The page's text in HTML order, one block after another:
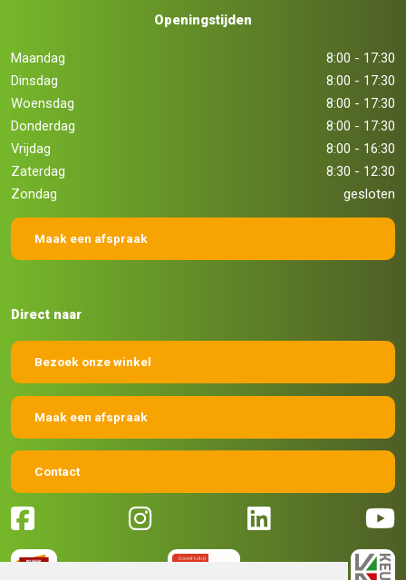
Openingstijden
Maandag
8:00 - 17:30
Dinsdag
8:00 - 17:30
Woensdag
8:00 - 17:30
Donderdag
8:00 - 17:30
Vrijdag
8:00 - 16:30
Zaterdag
8:30 - 12:30
Zondag
gesloten
Maak een afspraak
Direct naar
Bezoek onze winkel
Maak een afspraak
Contact